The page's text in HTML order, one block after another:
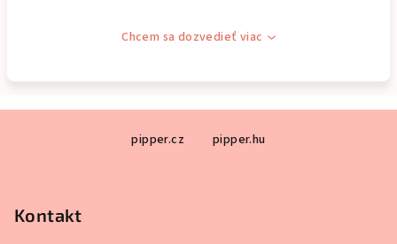
Chcem sa dozvedieť viac
pipper.cz pipper.hu
Kontakt